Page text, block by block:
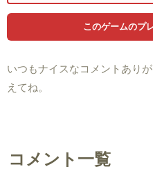
いつもナイスなコメントあり
えてね。
コメント一覧